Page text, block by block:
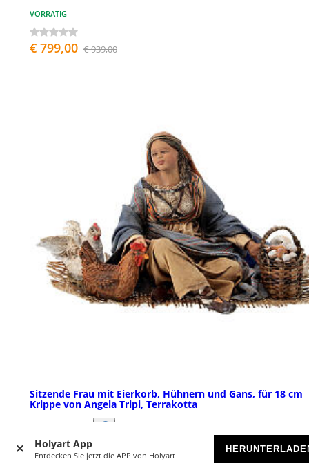
Holyart App
Entdecken Sie jetzt die APP von Holyart
VORRÄTIG
€ 799,00 € 939,00
Sitzende Frau mit Eierkorb, Hühnern und Gans, für 18 cm
Krippe von Angela Tripi, Terrakotta
AUF BESTELLUNG
€ 839,00